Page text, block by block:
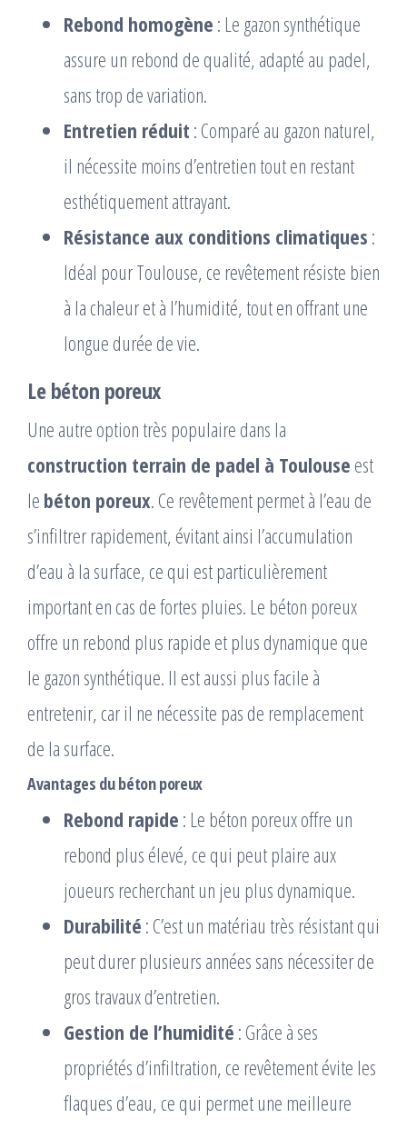
Rebond homogène : Le gazon synthétique
assure un rebond de qualité, adapté au padel,
sans trop de variation.
Entretien réduit : Comparé au gazon naturel,
il nécessite moins d’entretien tout en restant
esthétiquement attrayant.
Résistance aux conditions climatiques :
Idéal pour Toulouse, ce revêtement résiste bien
à la chaleur et à l’humidité, tout en offrant une
longue durée de vie.
Le béton poreux
Une autre option très populaire dans la
construction terrain de padel à Toulouse est
le béton poreux. Ce revêtement permet à l’eau de
s’infiltrer rapidement, évitant ainsi l’accumulation
d’eau à la surface, ce qui est particulièrement
important en cas de fortes pluies. Le béton poreux
offre un rebond plus rapide et plus dynamique que
le gazon synthétique. Il est aussi plus facile à
entretenir, car il ne nécessite pas de remplacement
de la surface.
Avantages du béton poreux
Rebond rapide : Le béton poreux offre un
rebond plus élevé, ce qui peut plaire aux
joueurs recherchant un jeu plus dynamique.
Durabilité : C’est un matériau très résistant qui
peut durer plusieurs années sans nécessiter de
gros travaux d’entretien.
Gestion de l’humidité : Grâce à ses
propriétés d’infiltration, ce revêtement évite les
flaques d’eau, ce qui permet une meilleure